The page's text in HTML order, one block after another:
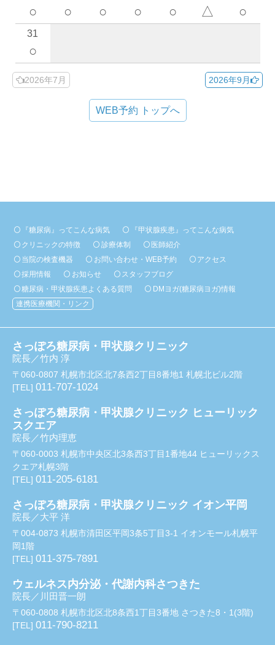
○ ○ ○ ○ ○ △ ○
31
○
2026年7月 2026年9月
WEB予約 トップへ
『糖尿病』ってこんな病気
『甲状腺疾患』ってこんな病気
クリニックの特徴
診療体制
医師紹介
当院の検査機器
お問い合わせ・WEB予約
アクセス
採用情報
お知らせ
スタッフブログ
糖尿病・甲状腺疾患よくある質問
DMヨガ(糖尿病ヨガ)情報
連携医療機関・リンク
さっぽろ糖尿病・甲状腺クリニック
院長／竹内 淳
〒060-0807 札幌市北区北7条西2丁目8番地1 札幌北ビル2階
[TEL] 011-707-1024
さっぽろ糖尿病・甲状腺クリニック ヒューリック
スクエア
院長／竹内理恵
〒060-0003 札幌市中央区北3条西3丁目1番地44 ヒューリックス
クエア札幌3階
[TEL] 011-205-6181
さっぽろ糖尿病・甲状腺クリニック イオン平岡
院長／大平 洋
〒004-0873 札幌市清田区平岡3条5丁目3-1 イオンモール札幌平
岡1階
[TEL] 011-375-7891
ウェルネス内分泌・代謝内科さつきた
院長／川田晋一朗
〒060-0808 札幌市北区北8条西1丁目3番地 さつきた8・1(3階)
[TEL] 011-790-8211